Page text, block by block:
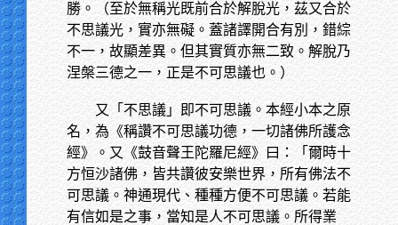
勝。（至於無稱光既前合於解脫光，茲又合於
不思議光，實亦無礙。蓋諸譯開合有別，錯綜
不一，故顯差異。但其實質亦無二致。解脫乃
涅槃三德之一，正是不可思議也。）
又「不思議」即不可思議。本經小本之原
名，為《稱讚不可思議功德，一切諸佛所護念
經》。又《鼓音聲王陀羅尼經》曰：「爾時十
方恒沙諸佛，皆共讚彼安樂世界，所有佛法不
可思議。神通現代、種種方便不可思議。若能
有信如是之事，當知是人不可思議。所得業